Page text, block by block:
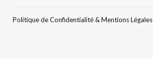
Politique de Confidentialité & Mentions Légales